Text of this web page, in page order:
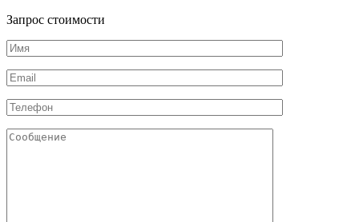
Запрос стоимости